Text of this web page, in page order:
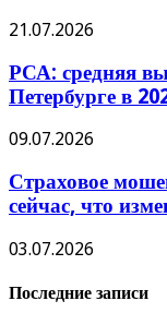
21.07.2026
РСА: средняя
Петербурге в
09.07.2026
Страховое
сейчас, что
03.07.2026
Последние записи